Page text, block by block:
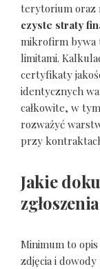
terytorium oraz
czyste straty
mikrofirm bywa
limitami.
certyfikaty
identycznych
całkowite, w
rozważyć
przy
Jakie
Minimum to
zdjęcia i dowody